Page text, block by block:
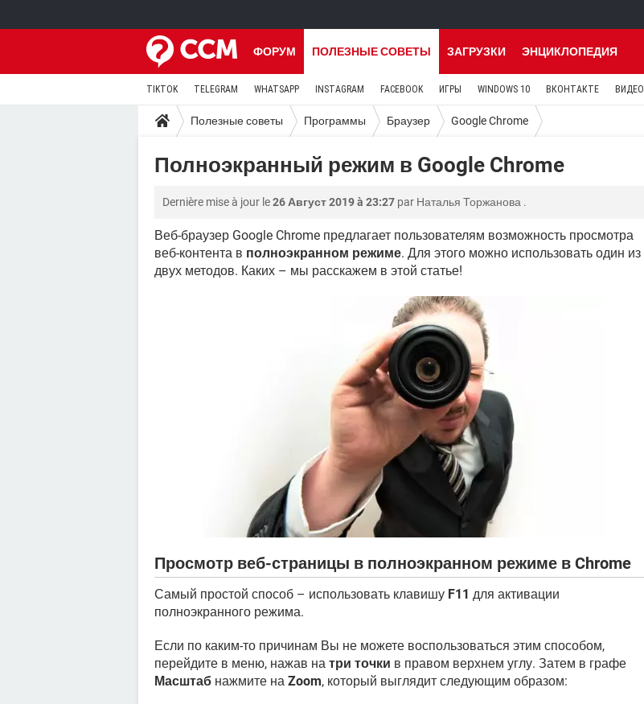
ФОРУМ ПОЛЕЗНЫЕ СОВЕТЫ ЗАГРУЗКИ ЭНЦИКЛОПЕДИЯ
TIKTOK TELEGRAM WHATSAPP INSTAGRAM FACEBOOK ИГРЫ WINDOWS 10 ВКОНТАКТЕ ВИДЕО
Полезные советы Программы Браузер Google Chrome
Полноэкранный режим в Google Chrome
Dernière mise à jour le26 Август 2019 à 23:27 par Наталья Торжанова .
Веб-браузер Google Chrome предлагает пользователям возможность просмотра
веб-контента в полноэкранном режиме. Для этого можно использовать один из
двух методов. Каких – мы расскажем в этой статье!
Просмотр веб-страницы в полноэкранном режиме в Chrome
Самый простой способ – использовать клавишу F11 для активации
полноэкранного режима.
Если по каким-то причинам Вы не можете воспользоваться этим способом,
перейдите в меню, нажав на три точки в правом верхнем углу. Затем в графе
Масштаб нажмите на Zoom, который выглядит следующим образом: